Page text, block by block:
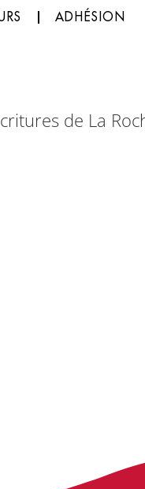
ADHÉSION
de La